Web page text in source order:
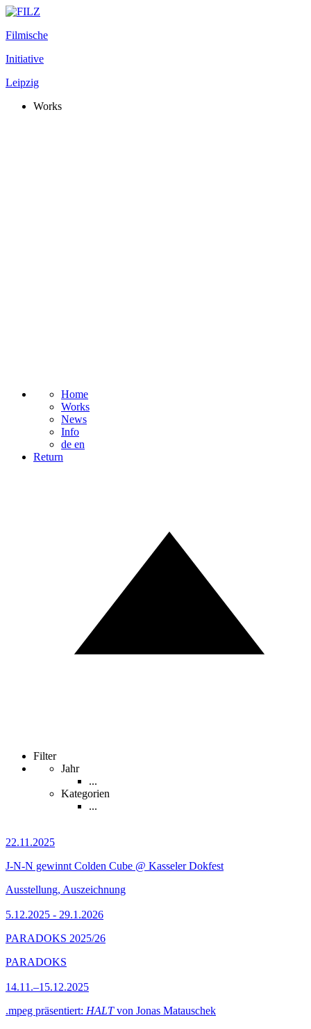
Filmische
Initiative
Leipzig
Works
Home
Works
News
Info
de en
Return
Filter
Jahr
...
Kategorien
...
22.11.2025
J-N-N gewinnt Colden Cube @ Kasseler Dokfest
Ausstellung, Auszeichnung
5.12.2025 - 29.1.2026
PARADOKS 2025/26
PARADOKS
14.11.–15.12.2025
.mpeg präsentiert: HALTvon Jonas Matauschek